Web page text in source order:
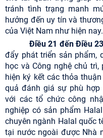
tránh tình trạng manh
hưởng đến uy tín và
của Việt Nam như hiện nay.
Điều 21 đến Điều 23
đẩy phát triển sản phẩm,
học và Công nghệ chủ
hiện ký kết các thỏa
quả đánh giá sự phù hợp
với các tổ chức công
nghiệp có sản phẩm
chuyên ngành Halal quốc
tại nước ngoài được Nhà